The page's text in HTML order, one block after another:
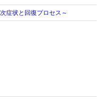
症状と回復プロセス～